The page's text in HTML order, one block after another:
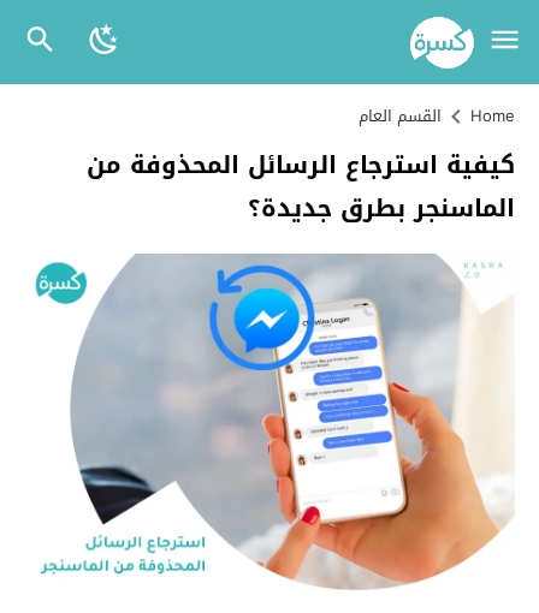
Home القسم العام
كيفية استرجاع الرسائل المحذوفة من
الماسنجر بطرق جديدة؟